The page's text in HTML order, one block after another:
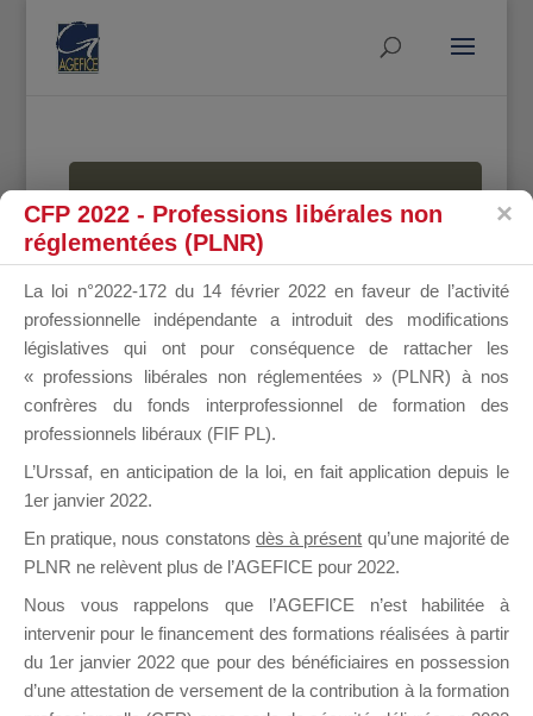
MALLETTE
DU
DIRIGEANT
Groupe Public
il y a un mois
CFP 2022 - Professions libérales non
réglementées (PLNR)
La loi n°2022-172 du 14 février 2022 en faveur de l’activité
professionnelle indépendante a introduit des modifications
législatives qui ont pour conséquence de rattacher les
« professions libérales non réglementées » (PLNR) à nos
confrères du fonds interprofessionnel de formation des
professionnels libéraux (FIF PL).
L’Urssaf, en anticipation de la loi, en fait application depuis le
1er janvier 2022.
En pratique, nous constatons dès à présent qu’une majorité de
PLNR ne relèvent plus de l’AGEFICE pour 2022.
Nous vous rappelons que l’AGEFICE n’est habilitée à
intervenir pour le financement des formations réalisées à partir
du 1er janvier 2022 que pour des bénéficiaires en possession
d’une attestation de versement de la contribution à la formation